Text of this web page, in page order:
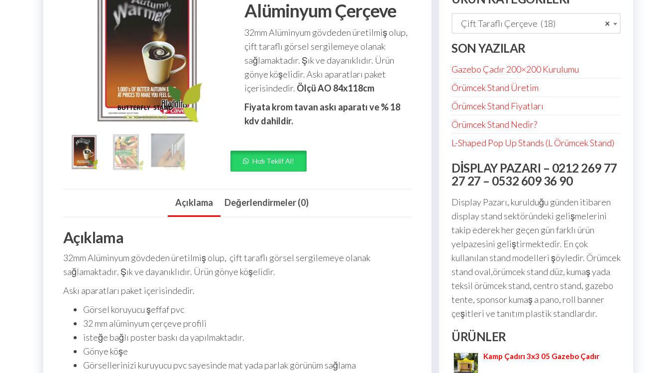
Alüminyum Çerçeve
32mm Alüminyum gövdeden üretilmiş olup,
çift taraflı görsel sergilemeye olanak
sağlamaktadır. Şık ve dayanıklıdır. Ürün
gönye köşelidir. Askı aparatları paket
içerisindedir. Ölçü AO 84x118cm
Fiyata krom tavan askı aparatı ve % 18
kdv dahildir.
Hızlı Teklif Al!
Açıklama Değerlendirmeler (0)
Açıklama
32mm Alüminyum gövdeden üretilmiş olup, çift taraflı görsel sergilemeye olanak
sağlamaktadır. Şık ve dayanıklıdır. Ürün gönye köşelidir.
Askı aparatları paket içerisindedir.
Görsel koruyucu şeffaf pvc
32 mm alüminyum çerçeve profili
isteğe bağlı poster baskı da yapılmaktadır.
Gönye köşe
Görsellerinizi kuruyucu pvc sayesinde mat yada parlak görünüm sağlama
×
Çift Taraflı Çerçeve (18)
SON YAZILAR
Gazebo Çadır 200×200 Kurulumu
Örümcek Stand Üretim
Örümcek Stand Fiyatları
Örümcek Stand Nedir?
L-Shaped Pop Up Stands (L Örümcek Stand)
DISPLAY PAZARI – 0212 269 77
27 27 – 0532 609 36 90
Display Pazarı, kurulduğu günden itibaren
display stand sektöründeki gelişmelerini
takip ederek her geçen gün farklı ürün
yelpazesini geliştirmektedir. En çok
kullanılan stand modelleri şöyledir. Örümcek
stand oval,örümcek stand düz, kumaş yada
teksil örümcek stand, centro stand, gazebo
tente, sponsor kumaş a pano, roll banner
çeşitleri ve tanıtım plastik standlardır.
ÜRÜNLER
Kamp Çadırı 3x3 05 Gazebo Çadır